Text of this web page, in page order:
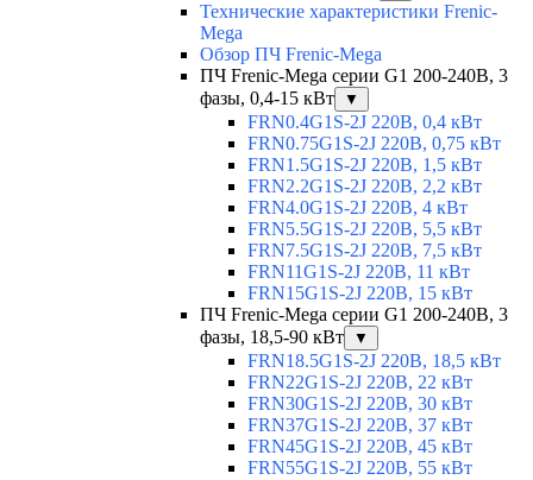
Технические характеристики Frenic-
Mega
Обзор ПЧ Frenic-Mega
ПЧ Frenic-Mega серии G1 200-240В, 3
фазы, 0,4-15 кВт
▼
FRN0.4G1S-2J 220В, 0,4 кВт
FRN0.75G1S-2J 220В, 0,75 кВт
FRN1.5G1S-2J 220В, 1,5 кВт
FRN2.2G1S-2J 220В, 2,2 кВт
FRN4.0G1S-2J 220В, 4 кВт
FRN5.5G1S-2J 220В, 5,5 кВт
FRN7.5G1S-2J 220В, 7,5 кВт
FRN11G1S-2J 220В, 11 кВт
FRN15G1S-2J 220В, 15 кВт
ПЧ Frenic-Mega серии G1 200-240В, 3
фазы, 18,5-90 кВт
▼
FRN18.5G1S-2J 220В, 18,5 кВт
FRN22G1S-2J 220В, 22 кВт
FRN30G1S-2J 220В, 30 кВт
FRN37G1S-2J 220В, 37 кВт
FRN45G1S-2J 220В, 45 кВт
FRN55G1S-2J 220В, 55 кВт